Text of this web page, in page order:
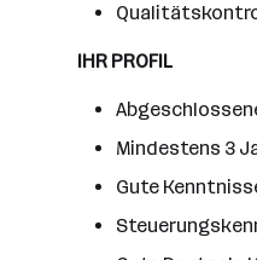
IHR PROFIL
Mindestens 3
Gute